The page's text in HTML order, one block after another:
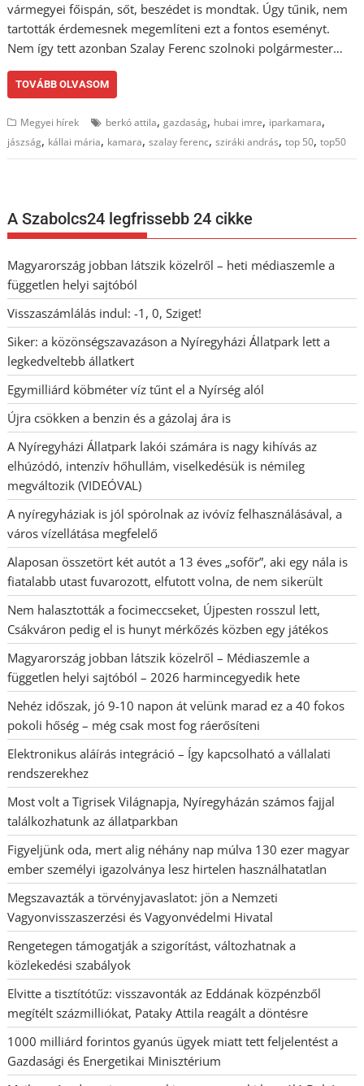
vármegyei főispán, sőt, beszédet is mondtak. Úgy tűnik, nem
tartották érdemesnek megemlíteni ezt a fontos eseményt.
Nem így tett azonban Szalay Ferenc szolnoki polgármester…
TOVÁBB OLVASOM
Megyei hírek berkó attila,gazdaság, hubai imre, iparkamara,
jászság, kállai mária, kamara,szalay ferenc,sziráki andrás,top 50,top50
A Szabolcs24 legfrissebb 24 cikke
Magyarország jobban látszik közelről – heti médiaszemle a
független helyi sajtóból
Visszaszámlálás indul: -1, 0, Sziget!
Siker: a közönségszavazáson a Nyíregyházi Állatpark lett a
legkedveltebb állatkert
Egymilliárd köbméter víz tűnt el a Nyírség alól
Újra csökken a benzin és a gázolaj ára is
A Nyíregyházi Állatpark lakói számára is nagy kihívás az
elhúzódó, intenzív hőhullám, viselkedésük is némileg
megváltozik (VIDEÓVAL)
A nyíregyháziak is jól spórolnak az ivóvíz felhasználásával, a
város vízellátása megfelelő
Alaposan összetört két autót a 13 éves „sofőr”, aki egy nála is
fiatalabb utast fuvarozott, elfutott volna, de nem sikerült
Nem halasztották a focimeccseket, Újpesten rosszul lett,
Csákváron pedig el is hunyt mérkőzés közben egy játékos
Magyarország jobban látszik közelről – Médiaszemle a
független helyi sajtóból – 2026 harmincegyedik hete
Nehéz időszak, jó 9-10 napon át velünk marad ez a 40 fokos
pokoli hőség – még csak most fog ráerősíteni
Elektronikus aláírás integráció – Így kapcsolható a vállalati
rendszerekhez
Most volt a Tigrisek Világnapja, Nyíregyházán számos fajjal
találkozhatunk az állatparkban
Figyeljünk oda, mert alig néhány nap múlva 130 ezer magyar
ember személyi igazolványa lesz hirtelen használhatatlan
Megszavazták a törvényjavaslatot: jön a Nemzeti
Vagyonvisszaszerzési és Vagyonvédelmi Hivatal
Rengetegen támogatják a szigorítást, változhatnak a
közlekedési szabályok
Elvitte a tisztítótűz: visszavonták az Eddának közpénzből
megítélt százmilliókat, Pataky Attila reagált a döntésre
1000 milliárd forintos gyanús ügyek miatt tett feljelentést a
Gazdasági és Energetikai Minisztérium